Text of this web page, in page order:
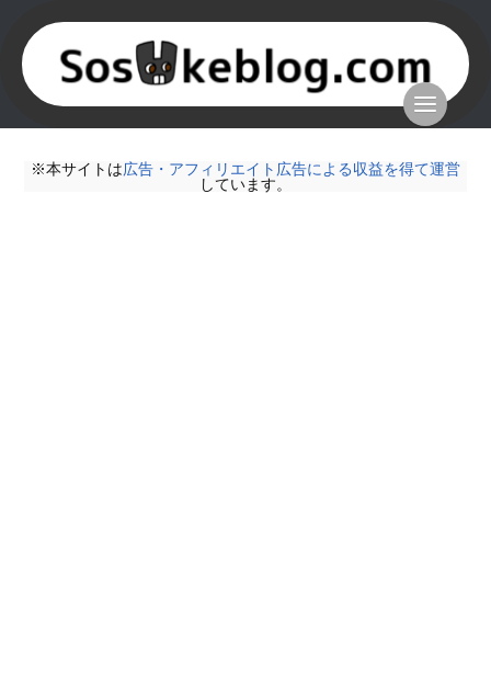
※本サイトは広告・アフィリエイト広告による収益を得て運営
しています。